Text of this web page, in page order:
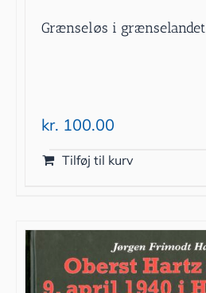
Grænseløs i grænselandet
kr. 100.00
Tilføj til kurv